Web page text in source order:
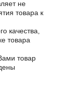
не
товара к
качества,
товара
товар